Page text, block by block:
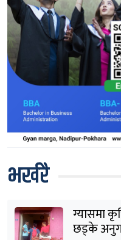
भर्खरै
ग्यासमा
छड्के